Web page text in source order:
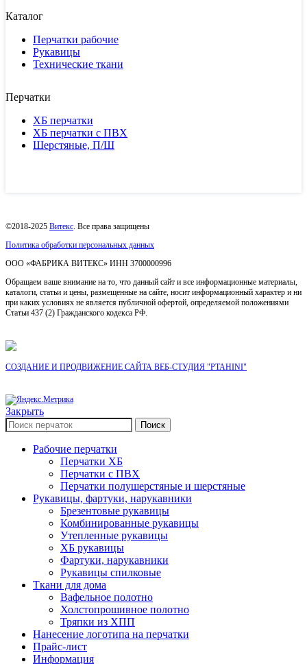
Каталог
Перчатки рабочие
Рукавицы
Технические ткани
Перчатки
ХБ перчатки
ХБ перчатки с ПВХ
Шерстяные, П/Ш
©2018-2025 Витекс . Все права защищены
Политика обработки персональных данных
ОOO «ФАБРИКА ВИТЕКС» ИНН 3700000996
Обращаем ваше внимание на то, что данный сайт и все информационные материалы,
каталоги, статьи и цены, размещенные на сайте, носит информационный характер и ни
при каких условиях не является публичной офертой, определяемой положениями
Статьи 437 (2) Гражданского кодекса РФ.
СОЗДАНИЕ И ПРОДВИЖЕНИЕ САЙТА ВЕБ-СТУДИЯ "PTAHINI"
Закрыть
Поиск
Рабочие перчатки
Перчатки ХБ
Перчатки с ПВХ
Перчатки полушерстяные и шерстяные
Рукавицы, фартуки, нарукавники
Брезентовые рукавицы
Комбинированные рукавицы
Утепленные рукавицы
ХБ рукавицы
Фартуки, нарукавники
Рукавицы спилковые
Ткани для дома
Вафельное полотно
Холстопрошивное полотно
Тряпки из ХПП
Нанесение логотипа на перчатки
Прайс-лист
Информация